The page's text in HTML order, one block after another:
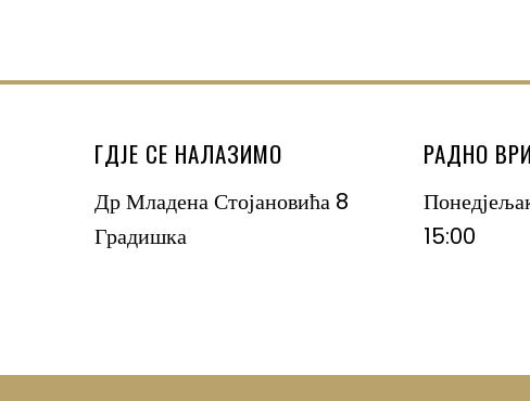
ГДЈЕ СЕ НАЛАЗИМО
Др Младена Стојановића 8
Градишка
РАДНО
15:00